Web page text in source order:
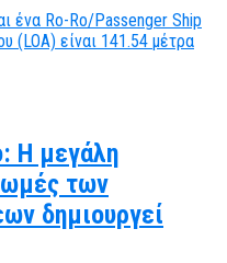
Η μεγάλη
των
δημιουργεί